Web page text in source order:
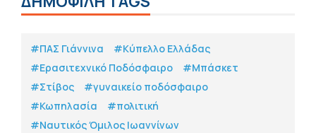
#ΠΑΣ Γιάννινα
#Κύπελλο Ελλάδας
#Eρασιτεχνικό Ποδόσφαιρο
#Μπάσκετ
#Στίβος
#γυναικείο ποδόσφαιρο
#Κωπηλασία
#πολιτική
#Ναυτικός Όμιλος Ιωαννίνων